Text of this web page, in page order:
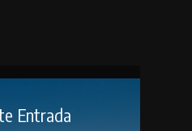
Entrada